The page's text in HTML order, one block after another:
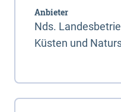
Anbieter
Nds.
Küsten und